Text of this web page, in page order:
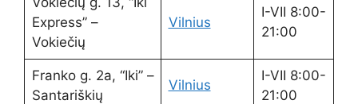
Express” –
Vokiečių
Vilnius
I-VII 8:00-
21:00
Franko g. 2a, “Iki” –
Santariškių
Vilnius
I-VII 8:00-
21:00